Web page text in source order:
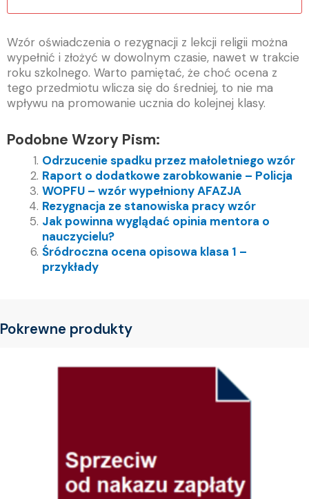
Wzór oświadczenia o rezygnacji z lekcji religii można
wypełnić i złożyć w dowolnym czasie, nawet w trakcie
roku szkolnego. Warto pamiętać, że choć ocena z
tego przedmiotu wlicza się do średniej, to nie ma
wpływu na promowanie ucznia do kolejnej klasy.
Podobne Wzory Pism:
Odrzucenie spadku przez małoletniego wzór
Raport o dodatkowe zarobkowanie – Policja
WOPFU – wzór wypełniony AFAZJA
Rezygnacja ze stanowiska pracy wzór
Jak powinna wyglądać opinia mentora o
nauczycielu?
Śródroczna ocena opisowa klasa 1 –
przykłady
Pokrewne produkty